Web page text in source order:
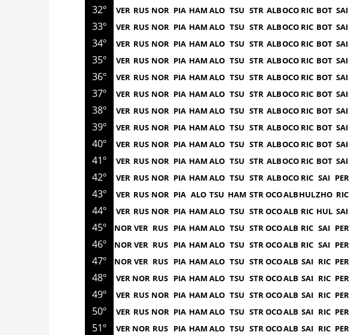
32º VER RUS NOR PIA HAMALO TSU STR ALBOCO RIC BOT SAI
33º VER RUS NOR PIA HAMALO TSU STR ALBOCO RIC BOT SAI
34º VER RUS NOR PIA HAMALO TSU STR ALBOCO RIC BOT SAI
35º VER RUS NOR PIA HAMALO TSU STR ALBOCO RIC BOT SAI
36º VER RUS NOR PIA HAMALO TSU STR ALBOCO RIC BOT SAI
37º VER RUS NOR PIA HAMALO TSU STR ALBOCO RIC BOT SAI
38º VER RUS NOR PIA HAMALO TSU STR ALBOCO RIC BOT SAI
39º VER RUS NOR PIA HAMALO TSU STR ALBOCO RIC BOT SAI
40º VER RUS NOR PIA HAMALO TSU STR ALBOCO RIC BOT SAI
41º VER RUS NOR PIA HAMALO TSU STR ALBOCO RIC BOT SAI
42º
VER RUS NOR PIA HAMALO TSU STR ALBOCO RIC SAI PER
43º VER RUS NOR PIA ALO TSU HAM STROCOALBHULZHO RIC
44º VER RUS NOR PIA HAMALO TSU STROCOALB RIC HUL SAI
45º NORVER RUS PIA HAMALO TSU STROCOALB RIC SAI PER
46º NORVER RUS PIA HAMALO TSU STROCOALB RIC SAI PER
47º NORVER RUS PIA HAMALO TSU STROCOALB SAI RIC PER
48º VER NOR RUS PIA HAMALO TSU STROCOALB SAI RIC PER
49º VER RUS NOR PIA HAMALO TSU STROCOALB SAI RIC PER
50º VER RUS NOR PIA HAMALO TSU STROCOALB SAI RIC PER
51º VER NOR RUS PIA HAMALO TSU STROCOALB SAI RIC PER